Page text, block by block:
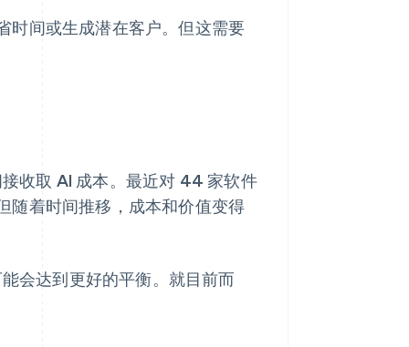
时间或生成潜在客户。但这需要
收取 AI 成本。最近对 44 家软件
随着时间推移，成本和价值变得
会达到更好的平衡。就目前而